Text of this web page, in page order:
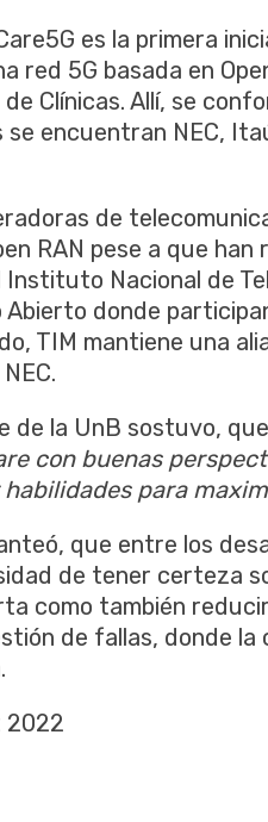
es la primera
red 5G basada en
de Clínicas. Allí, se
encuentran NEC,
de
RAN pese a que
Instituto Nacional de
donde
TIM mantiene una
de la UnB sostuvo,
con buenas
para
que entre los
de tener certeza
como también
de fallas, donde
2022